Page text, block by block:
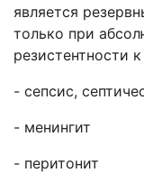
является
только при
резистентности
- сепсис,
- менингит
- перитонит